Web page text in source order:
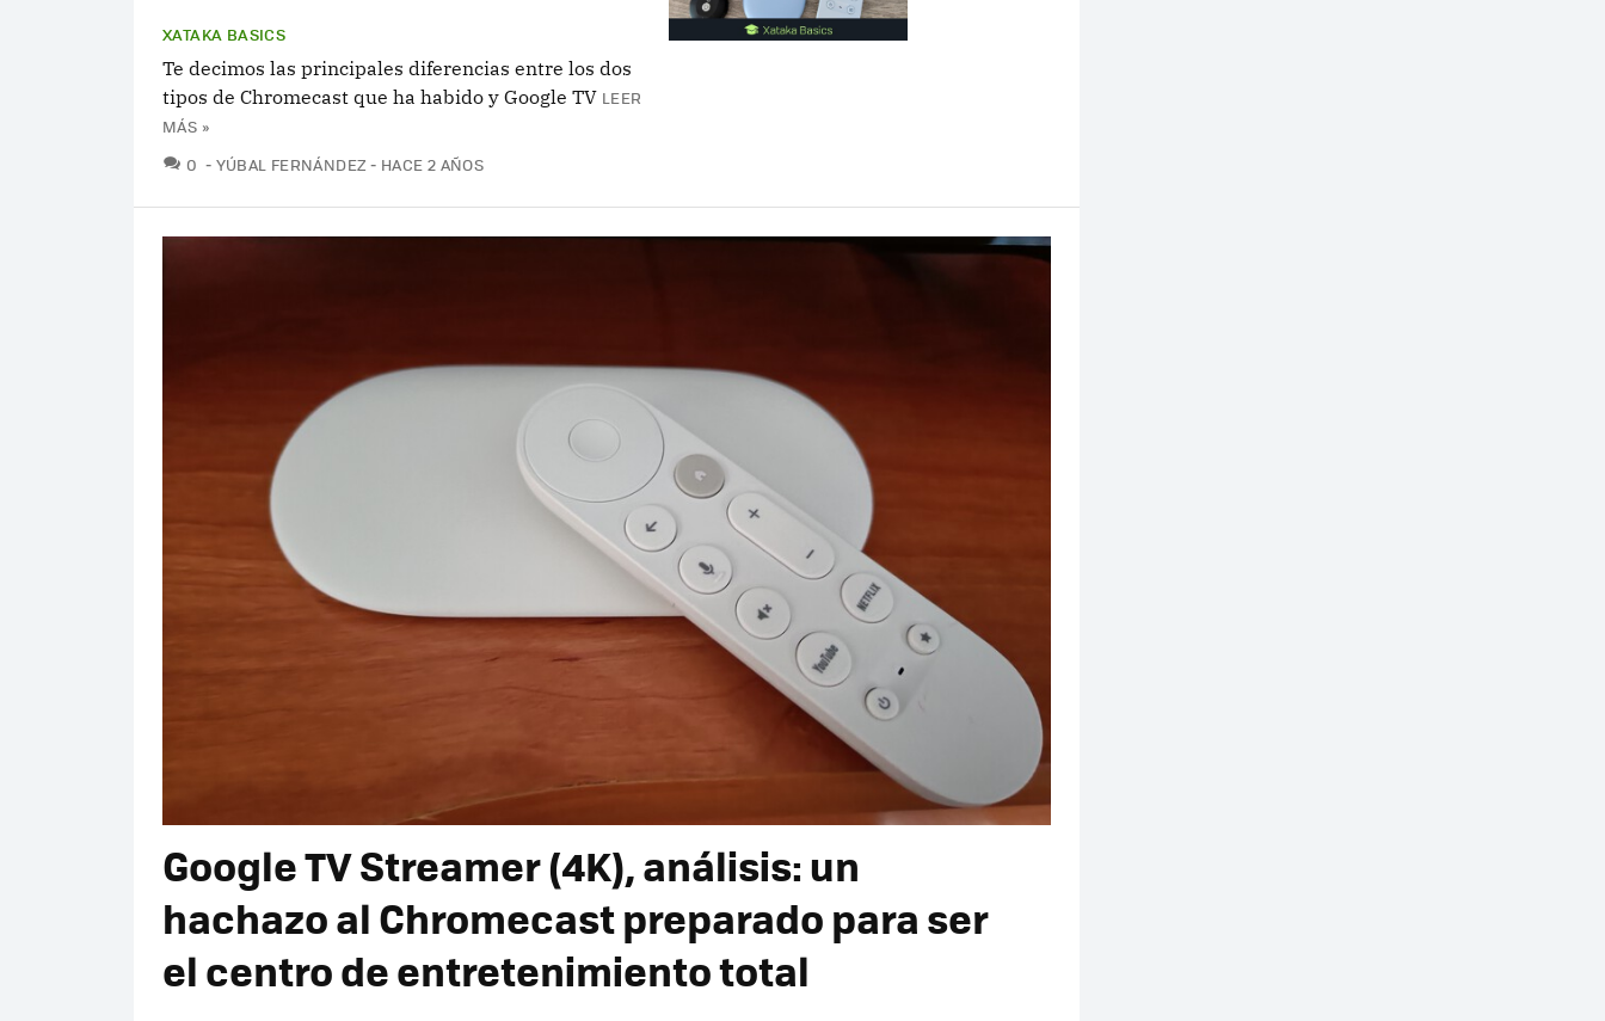
XATAKA BASICS
Te decimos las principales diferencias entre los dos
tipos de Chromecast que ha habido y Google TV LEER
MÁS »
0 COMENTARIOS
YÚBAL FERNÁNDEZ HACE 2 AÑOS
Google TV Streamer (4K), análisis: un
hachazo al Chromecast preparado para ser
el centro de entretenimiento total